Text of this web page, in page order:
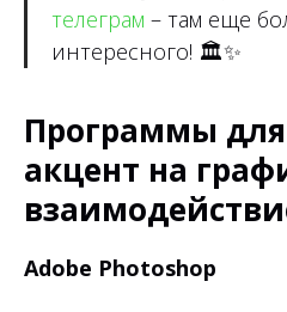
телеграм – там еще
интересного! 🏛✨
Программы
акцент на
Adobe Photoshop